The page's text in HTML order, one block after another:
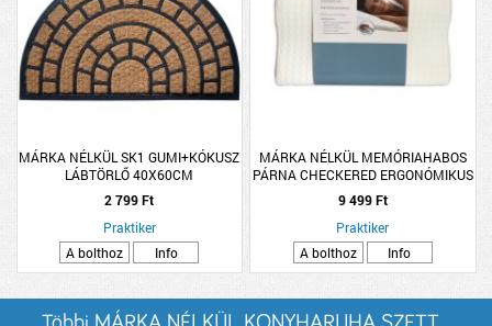
MÁRKA NÉLKÜL SK1 GUMI+KÓKUSZ
LÁBTÖRLŐ 40X60CM
2 799 Ft
Praktiker
A bolthoz
Info
MÁRKA NÉLKÜL MEMÓRIAHABOS
PÁRNA CHECKERED ERGONÓMIKUS
50X30X10CM
9 499 Ft
Praktiker
A bolthoz
Info